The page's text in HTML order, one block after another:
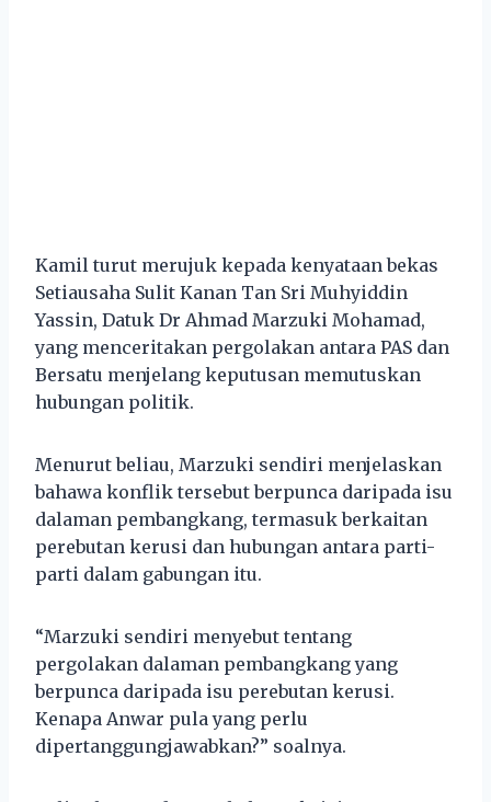
Kamil turut merujuk kepada kenyataan bekas
Setiausaha Sulit Kanan Tan Sri Muhyiddin
Yassin, Datuk Dr Ahmad Marzuki Mohamad,
yang menceritakan pergolakan antara PAS dan
Bersatu menjelang keputusan memutuskan
hubungan politik.
Menurut beliau, Marzuki sendiri menjelaskan
bahawa konflik tersebut berpunca daripada isu
dalaman pembangkang, termasuk berkaitan
perebutan kerusi dan hubungan antara parti-
parti dalam gabungan itu.
“Marzuki sendiri menyebut tentang
pergolakan dalaman pembangkang yang
berpunca daripada isu perebutan kerusi.
Kenapa Anwar pula yang perlu
dipertanggungjawabkan?” soalnya.